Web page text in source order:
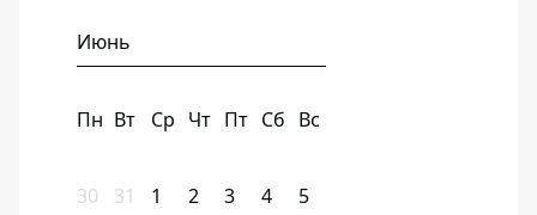
Июнь
Пн Вт Ср Чт Пт Сб Вс
30 31 1 2 3 4 5